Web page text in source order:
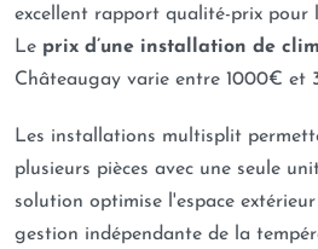
excellent rapport qualité-prix pour
Le prix d’une installation de
Châteaugay varie entre 1000€ et
Les installations multisplit
plusieurs pièces avec une seule
solution optimise l'espace
gestion indépendante de la